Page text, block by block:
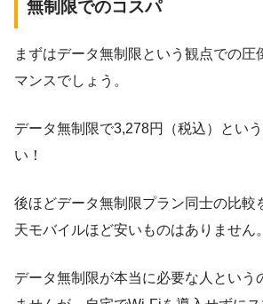
無制限でのコスパ
まずはデータ無制限という観点での圧
マンスでしょう。
データ無制限で3,278円（税込）とい
い！
後ほどデータ無制限プラン同士の比較
天モバイルほど安いものはありません。
データ無制限が本当に必要な人という